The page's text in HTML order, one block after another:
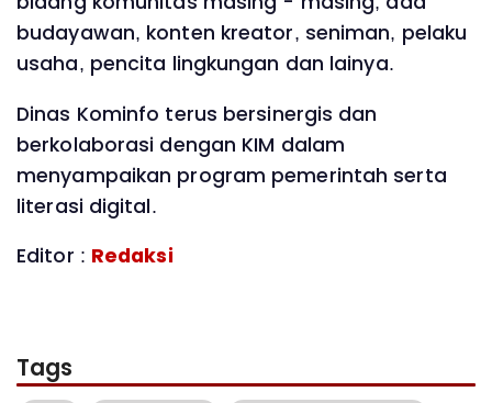
budayawan, konten kreator, seniman, pelaku
usaha, pencita lingkungan dan lainya.
Dinas Kominfo terus bersinergis dan
berkolaborasi dengan KIM dalam
menyampaikan program pemerintah serta
literasi digital.
Editor : Redaksi
Tags